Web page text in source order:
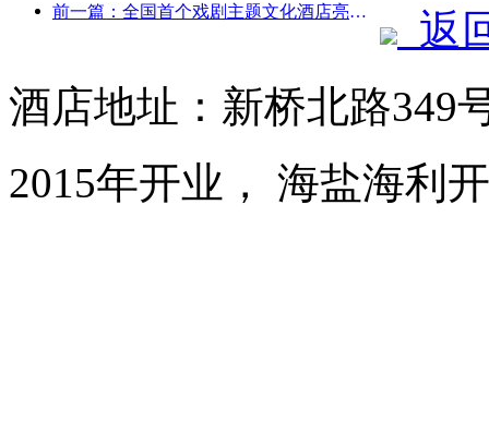
前一篇：全国首个戏剧主题文化酒店亮相洛阳
返
酒店地址：新桥北路349
2015年开业， 海盐海